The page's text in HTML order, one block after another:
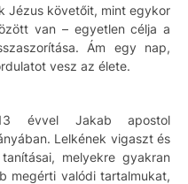
Jézus követőit, mint egykor
van – egyetlen célja a
Ám egy nap,
vesz az élete.
évvel Jakab apostol
Lelkének vigaszt és
melyekre gyakran
megérti valódi tartalmukat,